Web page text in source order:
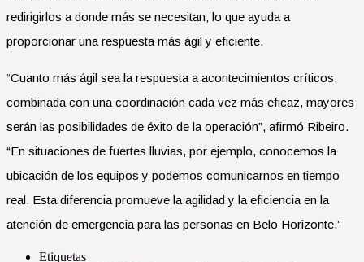
redirigirlos a donde más se necesitan, lo que ayuda a
proporcionar una respuesta más ágil y eficiente.
“Cuanto más ágil sea la respuesta a acontecimientos críticos,
combinada con una coordinación cada vez más eficaz, mayores
serán las posibilidades de éxito de la operación”, afirmó Ribeiro.
“En situaciones de fuertes lluvias, por ejemplo, conocemos la
ubicación de los equipos y podemos comunicarnos en tiempo
real. Esta diferencia promueve la agilidad y la eficiencia en la
atención de emergencia para las personas en Belo Horizonte.”
Etiquetas